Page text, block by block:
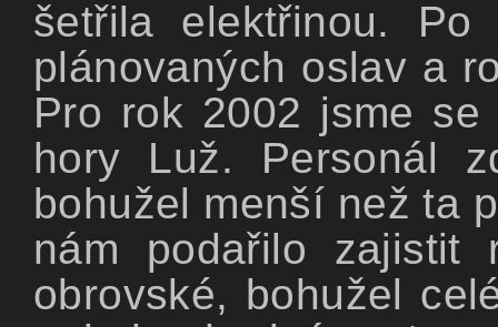
šetřila elektřinou.
plánovaných oslav a
Pro rok 2002 jsme
hory Luž. Personál
bohužel menší než ta
nám podařilo zajistit
obrovské, bohužel